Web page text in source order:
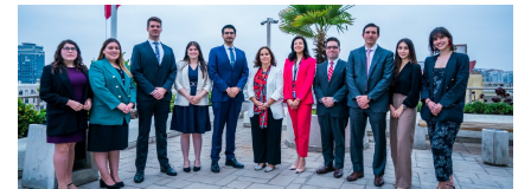
Servicios ciudadanos
Subsecretaría de Relaciones Económicas
Internacionales
Sala de prensa